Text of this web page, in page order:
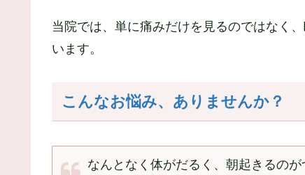
当院では、単に痛みだけを見るのではなく、
います。
こんなお悩み、ありませんか？
なんとなく体がだるく、朝起きるのが